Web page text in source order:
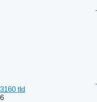
3160 tld
6